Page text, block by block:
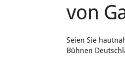
von
Seien Sie
Bühnen